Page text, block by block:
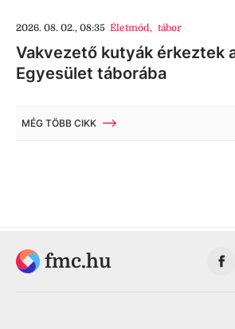
2026. 08. 02., 08:35 Életmód, tábor
Vakvezető kutyák érkeztek
Egyesület táborába
MÉG TÖBB CIKK
fmc.hu